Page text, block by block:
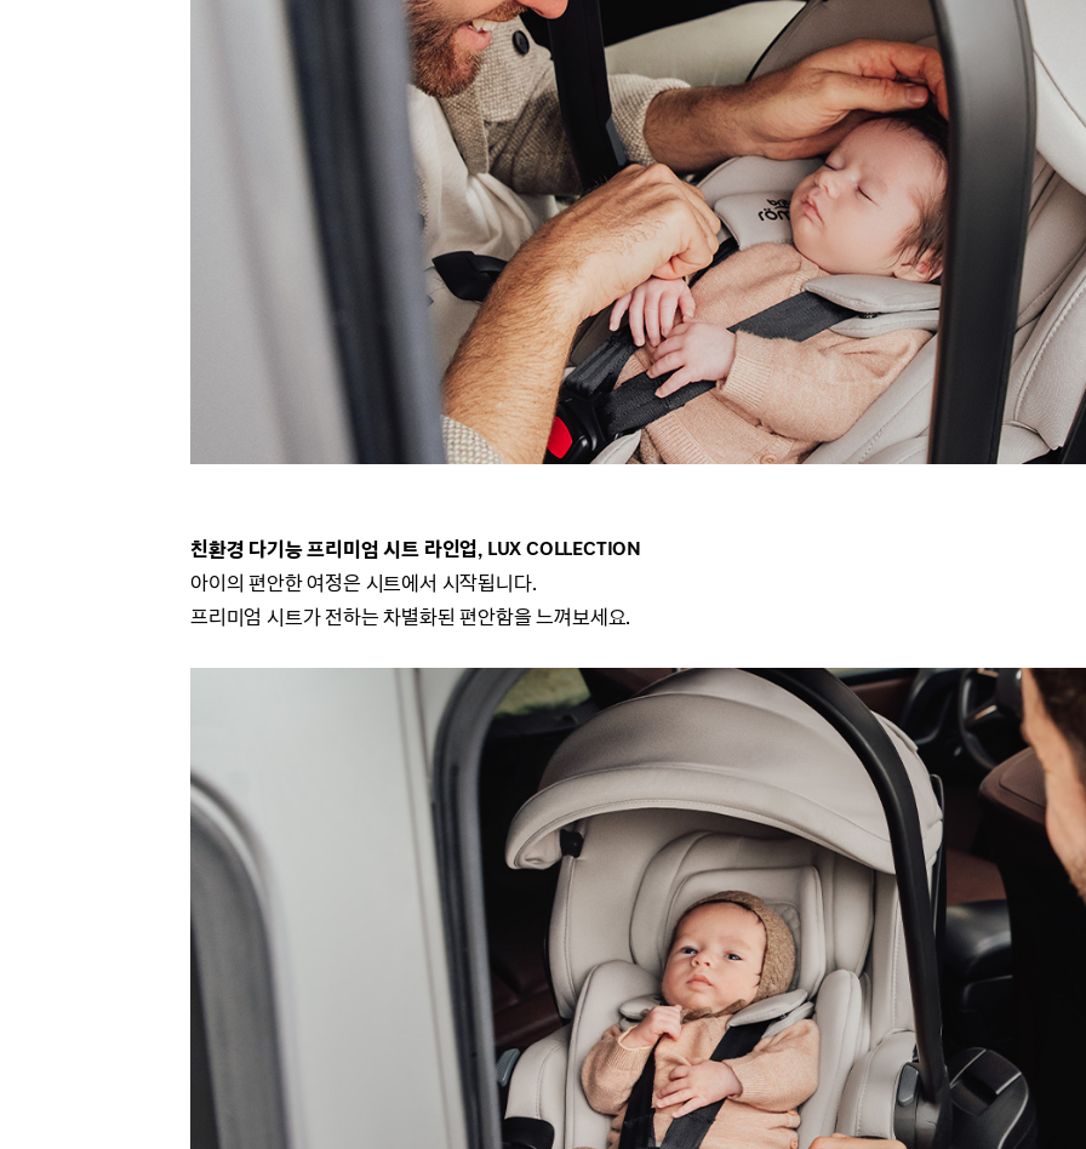
친환경 다기능 프리미엄 시트 라인업, LUX COLLECTION
아이의 편안한 여정은 시트에서 시작됩니다.
프리미엄 시트가 전하는 차별화된 편안함을 느껴보세요.